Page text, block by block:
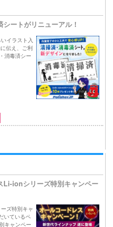
シートがリニューアル！
イラスト入
伝え、ご利
消毒済シー
Li-ionシリーズ特別キャンペー
ズ特別キャ
いているペ
キャンペー